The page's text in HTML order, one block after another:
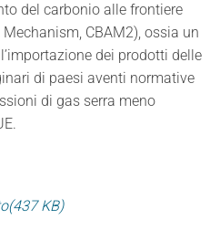
del carbonio alle frontiere
CBAM2), ossia un
dei prodotti delle
di paesi aventi normative
di gas serra meno
(437 KB)